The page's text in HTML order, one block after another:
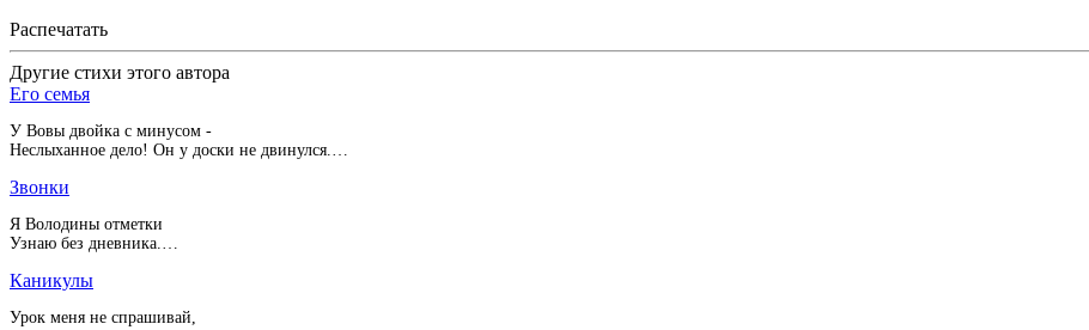
Распечатать
Другие стихи этого автора
Его семья
У Вовы двойка с минусом -
Неслыханное дело! Он у доски не двинулся.…
Звонки
Я Володины отметки
Узнаю без дневника.…
Каникулы
Урок меня не спрашивай,